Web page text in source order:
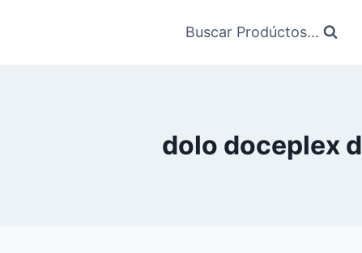
Buscar Prodúctos...
dolo doceplex d